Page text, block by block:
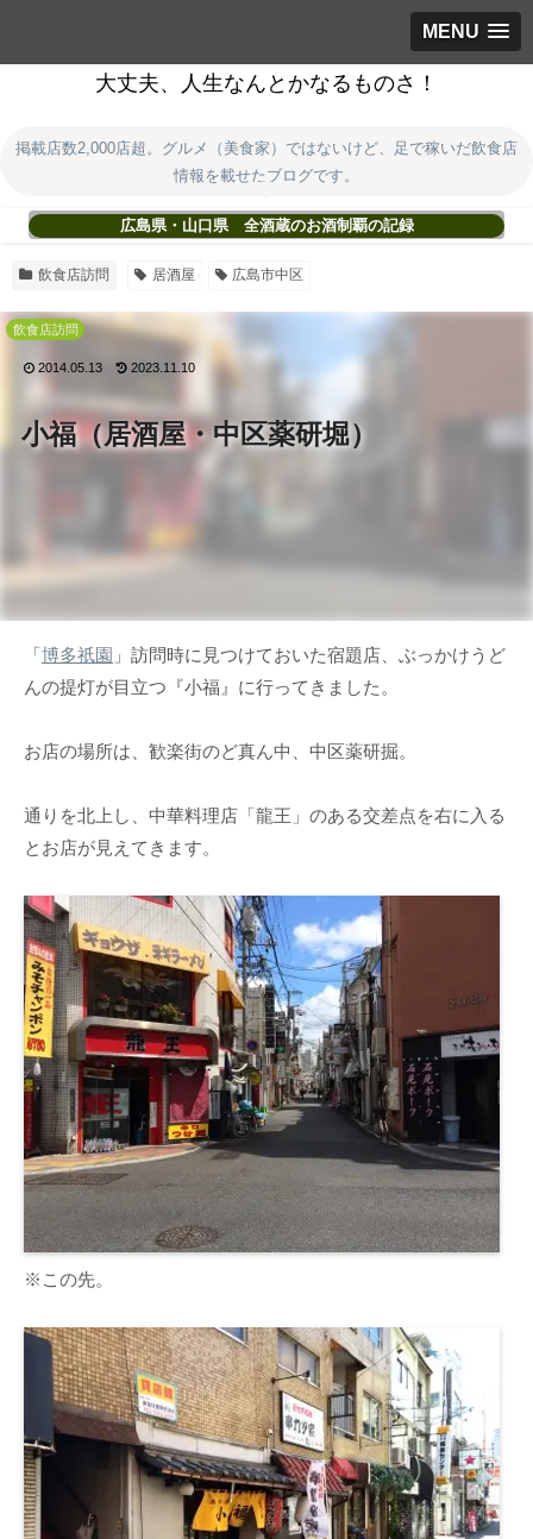
MENU
大丈夫、人生なんとかなるものさ！
掲載店数2,000店超。グルメ（美食家）ではないけど、足で稼いだ飲食店
情報を載せたブログです。
広島県・山口県 全酒蔵のお酒制覇の記録
飲食店訪問 居酒屋 広島市中区
小福（居酒屋・中区薬研堀）
飲食店訪問
2014.05.13 2023.11.10
「博多祇園 」訪問時に見つけておいた宿題店、ぶっかけうど
んの提灯が目立つ『小福』に行ってきました。
お店の場所は、歓楽街のど真ん中、中区薬研掘。
通りを北上し、中華料理店「龍王」のある交差点を右に入る
とお店が見えてきます。
※この先。